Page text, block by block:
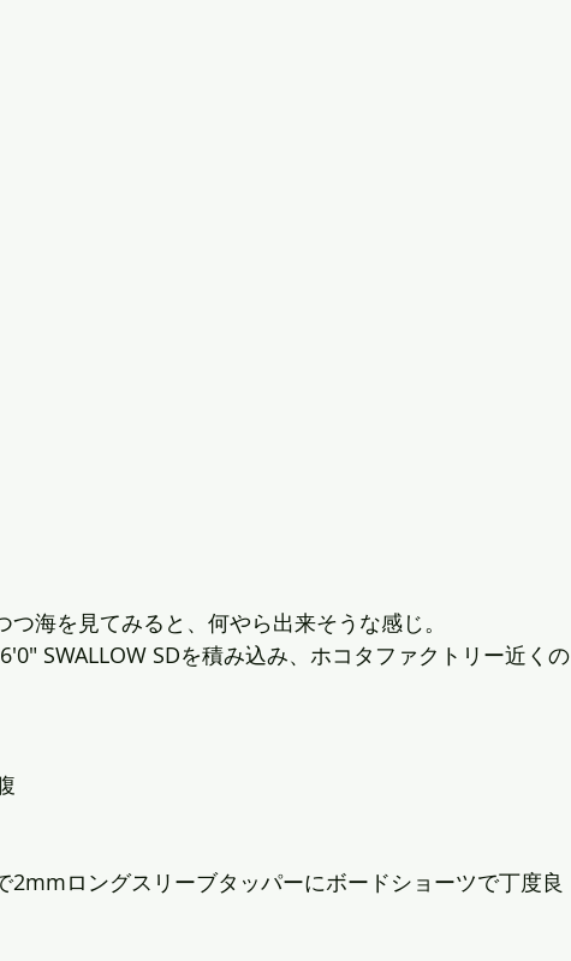
海を見てみると、何やら出来そうな感じ。
SWALLOW SDを積み込み、ホコタファクトリー近くの
2mmロングスリーブタッパーにボードショーツで丁度良